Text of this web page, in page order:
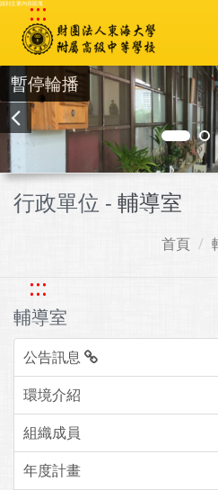
跳到主要內容區塊
:::
暫停輪播
行政單位 - 輔導室
首頁
:::
輔導室
公告訊息
環境介紹
組織成員
年度計畫